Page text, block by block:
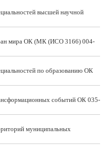
высшей научной
мира ОК (МК (ИСО 3166) 004-
по образованию ОК
событий ОК 035-
муниципальных